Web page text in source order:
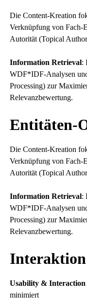
Die Content-Kreation
Verknüpfung von Fach-
Autorität (Topical
Information Retrieval:
WDF*IDF-Analysen
Processing) zur
Relevanzbewertung.
Entitäten-
Die Content-Kreation
Verknüpfung von Fach-
Autorität (Topical
Information Retrieval:
WDF*IDF-Analysen
Processing) zur
Relevanzbewertung.
Usability & Interaction
minimiert